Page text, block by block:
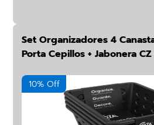
Set Organizadores 4
Porta Cepillos + Jabonera CZ
10% Off